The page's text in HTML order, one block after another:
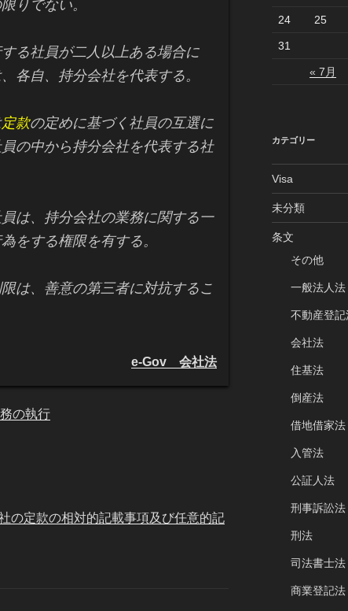
りでない。
る社員が二人以上ある場合に
各自、持分会社を代表する。
定款の定めに基づく社員の互選に
の中から持分会社を代表する社
は、持分会社の業務に関する一
をする権限を有する。
は、善意の第三者に対抗するこ
e-Gov 会社法
の執行
の定款の相対的記載事項及び任意的記
« 7月
24 25
31
カテゴリー
Visa
未分類
条文
その他
一般法人法
不動産登記
会社法
住基法
倒産法
借地借家法
入管法
公証人法
刑事訴訟法
刑法
司法書士法
商業登記法